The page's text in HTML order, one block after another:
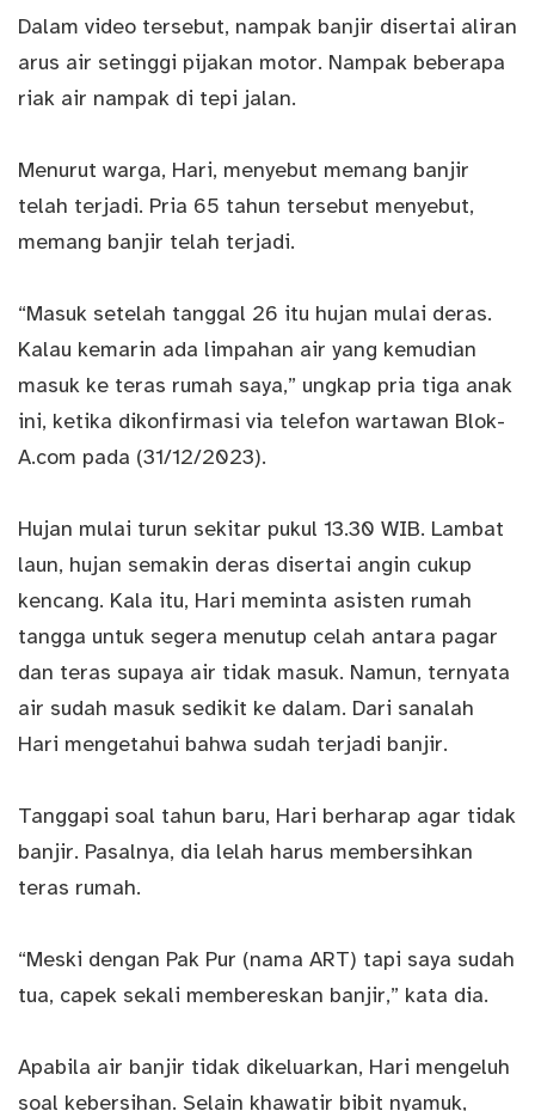
Dalam video tersebut, nampak banjir disertai aliran
arus air setinggi pijakan motor. Nampak beberapa
riak air nampak di tepi jalan.
Menurut warga, Hari, menyebut memang banjir
telah terjadi. Pria 65 tahun tersebut menyebut,
memang banjir telah terjadi.
“Masuk setelah tanggal 26 itu hujan mulai deras.
Kalau kemarin ada limpahan air yang kemudian
masuk ke teras rumah saya,” ungkap pria tiga anak
ini, ketika dikonfirmasi via telefon wartawan Blok-
A.com pada (31/12/2023).
Hujan mulai turun sekitar pukul 13.30 WIB. Lambat
laun, hujan semakin deras disertai angin cukup
kencang. Kala itu, Hari meminta asisten rumah
tangga untuk segera menutup celah antara pagar
dan teras supaya air tidak masuk. Namun, ternyata
air sudah masuk sedikit ke dalam. Dari sanalah
Hari mengetahui bahwa sudah terjadi banjir.
Tanggapi soal tahun baru, Hari berharap agar tidak
banjir. Pasalnya, dia lelah harus membersihkan
teras rumah.
“Meski dengan Pak Pur (nama ART) tapi saya sudah
tua, capek sekali membereskan banjir,” kata dia.
Apabila air banjir tidak dikeluarkan, Hari mengeluh
soal kebersihan. Selain khawatir bibit nyamuk,